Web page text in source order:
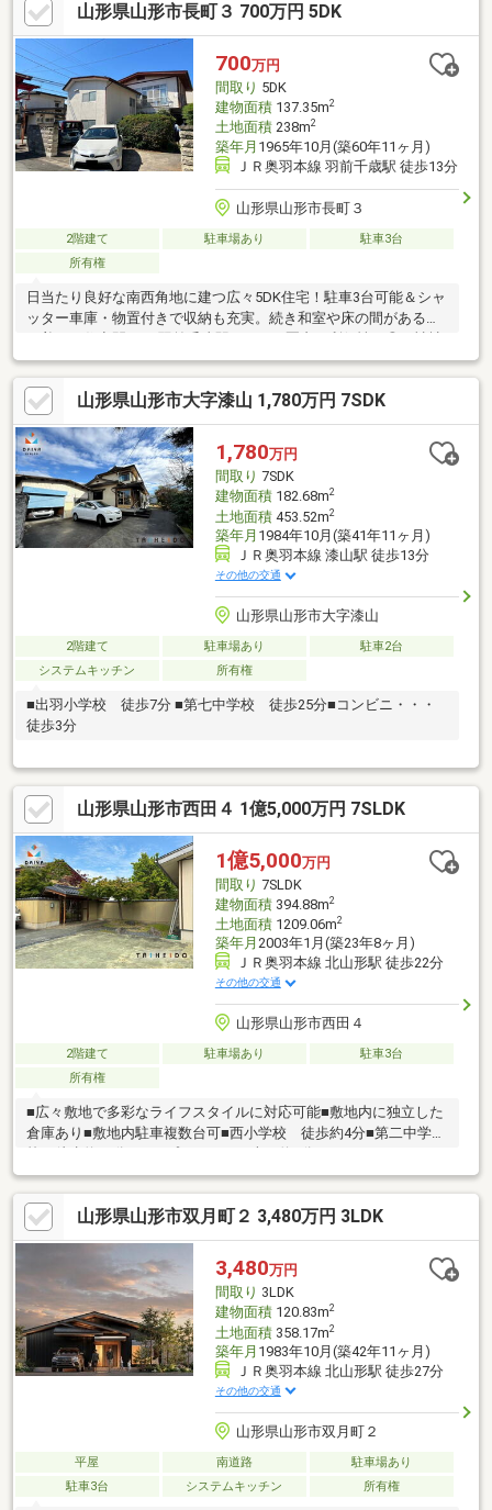
山形県山形市長町３ 700万円 5DK
700万円
間取り 5DK
建物面積137.35m2
土地面積238m2
築年月 1965年10月(築60年11ヶ月)
ＪＲ奥羽本線 羽前千歳駅 徒歩13分
山形県山形市長町３
2階建て 駐車場あり
駐車3台
所有権
日当たり良好な南西角地に建つ広々5DK住宅！駐車3台可能＆シャ
ッター車庫・物置付きで収納も充実。続き和室や床の間がある落
ち着いた住空間。JR羽前千歳駅まで1km圏内で利便性も◎。神社
や公園が近く、緑豊かな住環境で家族みんなが快適に暮らせる理
想の住まい。
山形県山形市大字漆山 1,780万円 7SDK
1,780万円
間取り 7SDK
建物面積182.68m2
土地面積453.52m2
築年月 1984年10月(築41年11ヶ月)
ＪＲ奥羽本線 漆山駅 徒歩13分
その他の交通
山形県山形市大字漆山
2階建て 駐車場あり
駐車2台
システムキッチン
所有権
■出羽小学校 徒歩7分 ■第七中学校 徒歩25分■コンビニ・・・
徒歩3分
山形県山形市西田４ 1億5,000万円 7SLDK
1億5,000万円
間取り 7SLDK
建物面積394.88m2
土地面積1209.06m2
築年月 2003年1月(築23年8ヶ月)
ＪＲ奥羽本線 北山形駅 徒歩22分
その他の交通
山形県山形市西田４
2階建て 駐車場あり
駐車3台
所有権
■広々敷地で多彩なライフスタイルに対応可能■敷地内に独立した
倉庫あり■敷地内駐車複数台可■西小学校 徒歩約4分■第二中学
山形県山形市双月町２ 3,480万円 3LDK
3,480万円
間取り 3LDK
建物面積120.83m2
土地面積358.17m2
築年月 1983年10月(築42年11ヶ月)
ＪＲ奥羽本線 北山形駅 徒歩27分
その他の交通
山形県山形市双月町２
平屋 南道路
駐車場あり
駐車3台
システムキッチン 所有権